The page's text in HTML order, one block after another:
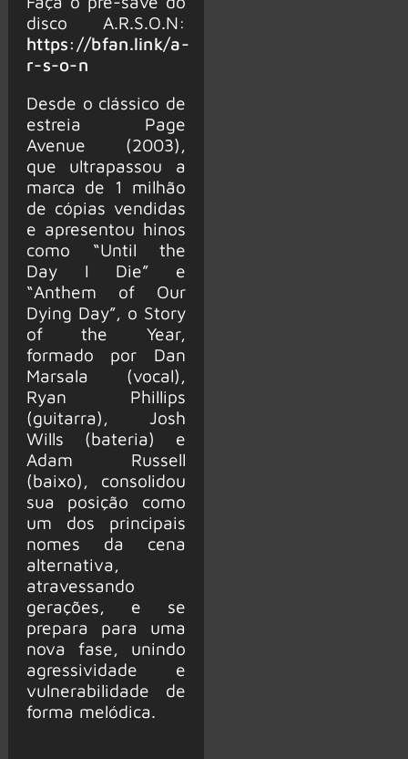
disco A.R.S.O.N:
https://bfan.link/a-
r-s-o-n
Desde o clássico de
estreia Page
Avenue (2003),
que ultrapassou a
marca de 1 milhão
de cópias vendidas
e apresentou hinos
como “Until the
Day I Die” e
“Anthem of Our
Dying Day”, o Story
of the Year,
formado por Dan
Marsala (vocal),
Ryan Phillips
(guitarra), Josh
Wills (bateria) e
Adam Russell
(baixo), consolidou
sua posição como
um dos principais
nomes da cena
alternativa,
atravessando
gerações, e se
prepara para uma
nova fase, unindo
agressividade e
vulnerabilidade de
forma melódica.